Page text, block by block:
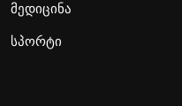
მედიცინა
სპორტი